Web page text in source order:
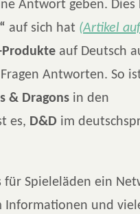
Antwort geben. Dies
auf sich hat (Artikel
Produkte auf Deutsch
Antworten. So
& Dragons in den
es, D&D im
für Spieleläden ein
Informationen und